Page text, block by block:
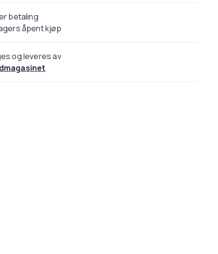
betaling
åpent kjøp
og leveres av